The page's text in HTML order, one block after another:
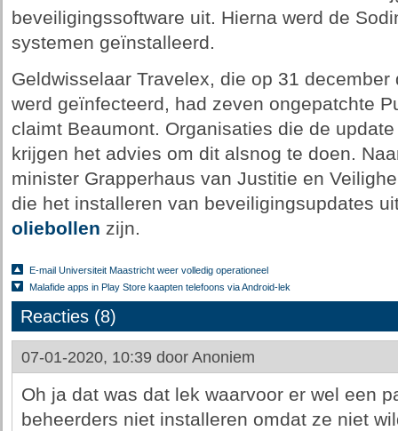
beveiligingssoftware uit. Hierna werd de
systemen geïnstalleerd.
Geldwisselaar Travelex, die op 31
werd geïnfecteerd, had zeven ongepatchte
claimt Beaumont. Organisaties die de
krijgen het advies om dit alsnog te doen.
minister Grapperhaus van Justitie en
die het installeren van beveiligingsupdates
oliebollen zijn.
E-mail Universiteit Maastricht weer volledig operationeel
Malafide apps in Play Store kaapten telefoons via Android-lek
Reacties (8)
07-01-2020, 10:39 door Anoniem
Oh ja dat was dat lek waarvoor er wel een
beheerders niet installeren omdat ze niet